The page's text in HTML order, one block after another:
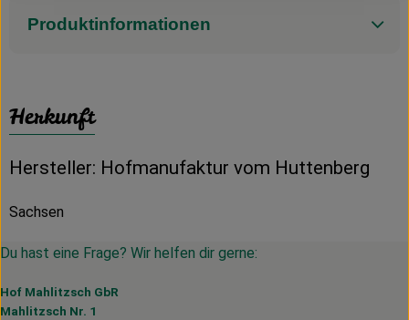
Produktinformationen
Herkunft
Hersteller: Hofmanufaktur vom Huttenberg
Sachsen
Du hast eine Frage? Wir helfen dir gerne:
Hof Mahlitzsch GbR
Mahlitzsch Nr. 1